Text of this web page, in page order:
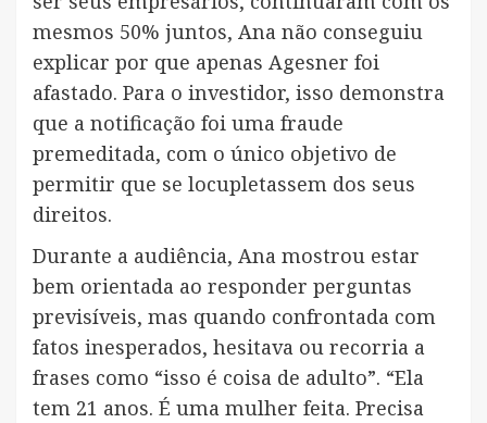
mesmos 50% juntos, Ana não conseguiu
explicar por que apenas Agesner foi
afastado. Para o investidor, isso demonstra
que a notificação foi uma fraude
premeditada, com o único objetivo de
permitir que se locupletassem dos seus
direitos.
Durante a audiência, Ana mostrou estar
bem orientada ao responder perguntas
previsíveis, mas quando confrontada com
fatos inesperados, hesitava ou recorria a
frases como “isso é coisa de adulto”. “Ela
tem 21 anos. É uma mulher feita. Precisa